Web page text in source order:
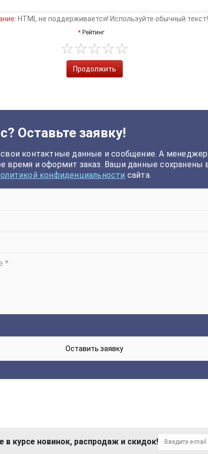
HTML не поддерживается! Используйте обычный текст!
Рейтинг
Продолжить
Оставьте заявку!
контактные данные и сообщение. А
время и оформит заказ. Ваши данные сохранены
конфиденциальности сайта.
курсе новинок, распродаж и скидок!